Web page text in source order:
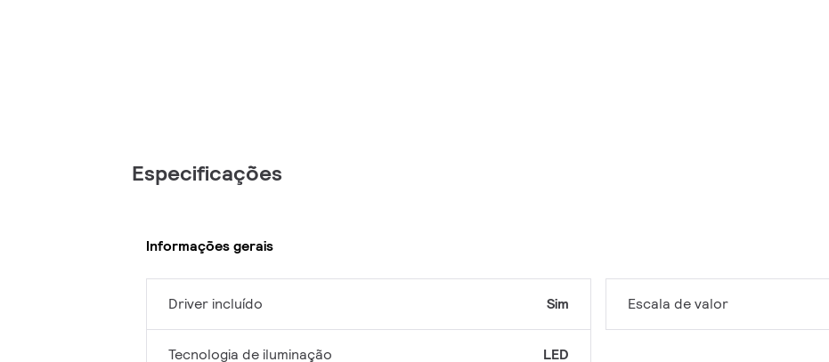
Especificações
Informações gerais
Driver incluído Sim
Tecnologia de iluminação LED
Escala de valor